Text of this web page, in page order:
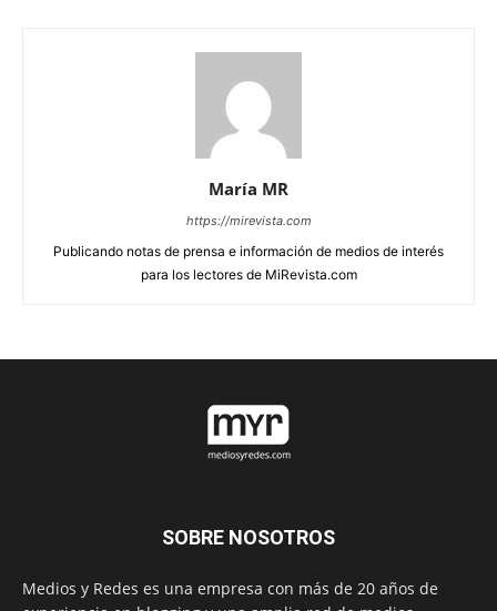
María MR
https://mirevista.com
Publicando notas de prensa e información de medios de interés
para los lectores de MiRevista.com
SOBRE NOSOTROS
Medios y Redes es una empresa con más de 20 años de